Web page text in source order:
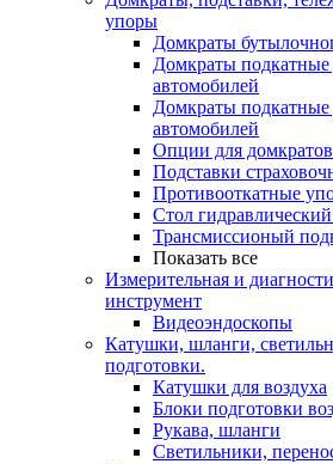
упоры
Домкраты
Домкраты подкатные
автомобилей
Домкраты подкатные
автомобилей
Опции для домкратов
Подставки
Противооткатные
Стол
Трансмиссионый
Показать все
Измерительная и
инструмент
Видеоэндоскопы
Катушки, шланги,
подготовки.
Катушки для воздуха
Блоки подготовки
Рукава, шланги
Светильники,